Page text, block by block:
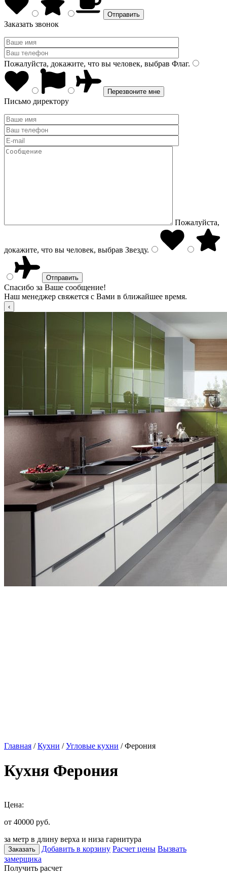
Заказать звонок
Пожалуйста, докажите, что вы человек, выбрав Флаг.
Письмо директору
Пожалуйста,
докажите, что вы человек, выбрав Звезду.
Спасибо за Ваше сообщение!
Наш менеджер свяжется с Вами в ближайшее время.
Главная /Кухни /Угловые кухни / Ферония
Кухня Ферония
Цена:
от 40000 руб.
за метр в длину верха и низа гарнитура
Заказать Добавить в корзину Расчет цены Вызвать
замерщика
Получить расчет